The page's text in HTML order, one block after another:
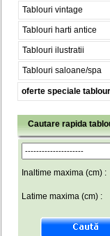
Tablouri vintage
Tablouri harti antice
Tablouri ilustratii
Tablouri saloane/spa
oferte speciale
Cautare rapida
Inaltime maxima (cm) :
Latime maxima (cm) :